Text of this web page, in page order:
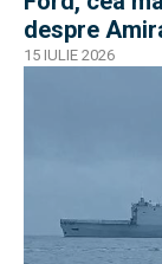
despre
ruginit la cheu
15 IULIE 2026